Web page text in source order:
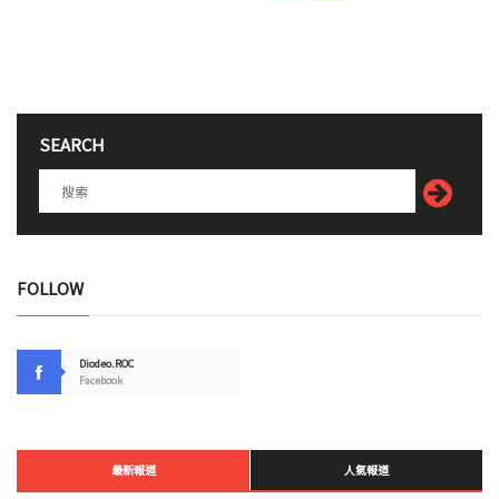
SEARCH
FOLLOW
Diodeo.ROC
Facebook
最新報道 人氣報道